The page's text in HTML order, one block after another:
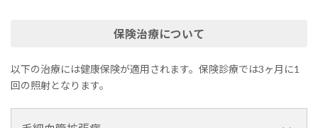
保険治療について
以下の治療には健康保険が適用されます。保険診療では3ヶ月に1
回の照射となります。